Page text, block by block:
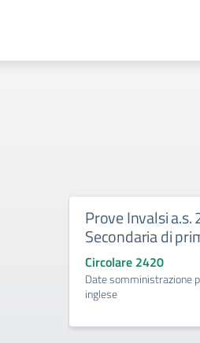
Prove Invalsi
Secondaria di
Circolare 2420
Date somministrazione
inglese